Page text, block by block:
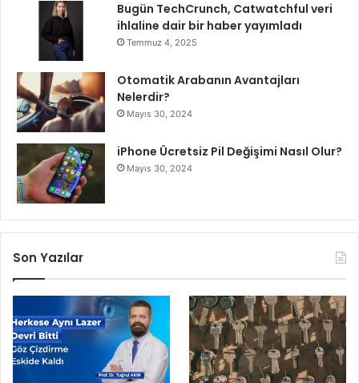
Bugün TechCrunch, Catwatchful veri
ihlaline dair bir haber yayımladı
Temmuz 4, 2025
Otomatik Arabanın Avantajları
Nelerdir?
Mayıs 30, 2024
iPhone Ücretsiz Pil Değişimi Nasıl Olur?
Mayıs 30, 2024
Son Yazılar